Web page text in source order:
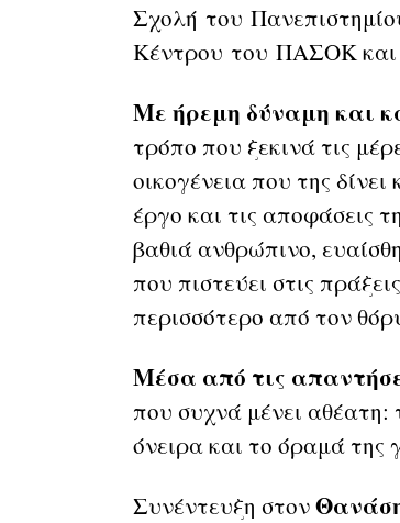
Σχολή του
Κέντρου του ΠΑΣΟΚ και
Με ήρεμη δύναμη και
τρόπο που ξεκινά τις
οικογένεια που της
έργο και τις αποφάσεις
βαθιά ανθρώπινο,
που πιστεύει στις
περισσότερο από τον
Μέσα από τις
που συχνά μένει αθέατη:
όνειρα και το όραμά της
Συνέντευξη στον